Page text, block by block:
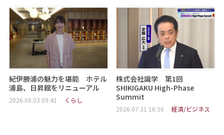
紀伊勝浦の魅力を堪能 ホテル
浦島、日昇館をリニューアル
2026.08.03 09:41 くらし
株式会社識学 第1回
SHIKIGAKU High-Phase
Summit
2026.07.31 16:56 経済/ビジネス